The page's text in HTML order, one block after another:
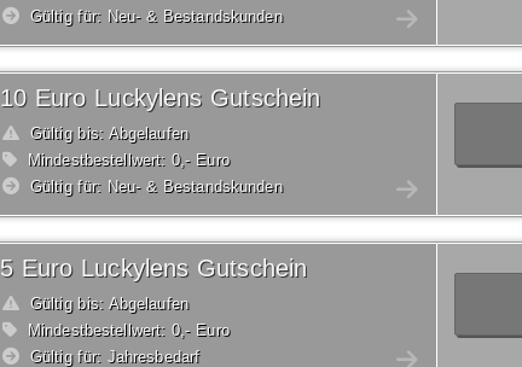
Gültig für: Neu- & Bestandskunden
10 Euro Luckylens Gutschein
Gültig bis: Abgelaufen
Mindestbestellwert: 0,- Euro
Gültig für: Neu- & Bestandskunden
5 Euro Luckylens Gutschein
Gültig bis: Abgelaufen
Mindestbestellwert: 0,- Euro
Gültig für: Jahresbedarf